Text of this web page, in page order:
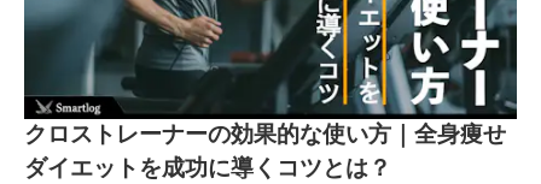
クロストレーナーの効果的な使い方｜全身痩せ
ダイエットを成功に導くコツとは？